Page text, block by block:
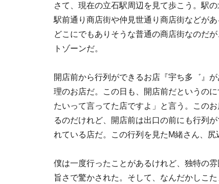
さて、現在の立石駅周辺を見て歩こう。駅
駅前通り商店街や仲見世通り商店街などが
どこにでもありそうな普通の商店街なのだ
トゾーンだ。
開店前から行列ができるお店『宇ち多゛』
理のお店だ。この日も、開店前だというの
たいって言ってた店ですよ」と言う。この
るのだけれど、開店前は出口の前にも行列
れている店だ。この行列を見たM緒さん、尻
僕は一度行ったことがあるけれど、独特の
旨さで驚かされた。そして、なんだかしこ